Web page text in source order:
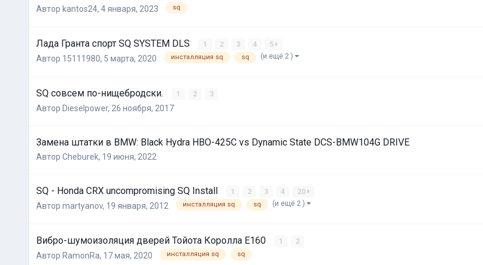
Автор kantos24, 4 января, 2023 sq
Лада Гранта спорт SQ SYSTEM DLS 1 2 3 4 5
Автор 15111980, 5 марта, 2020 инсталляция sq sq (и ещё 2 )
SQ совсем по-нищебродски. 1 2 3
Автор Dieselpower, 26 ноября, 2017
Замена штатки в BMW: Black Hydra HBO-425C vs Dynamic State DCS-BMW104G DRIVE
Автор Cheburek, 19 июня, 2022
SQ - Honda CRX uncompromising SQ Install 1 2 3 4 20
Автор martyanov, 19 января, 2012 инсталляция sq sq (и ещё 2 )
Вибро-шумоизоляция дверей Тойота Королла Е160 1 2
Автор RamonRa, 17 мая, 2020 инсталляция sq sq